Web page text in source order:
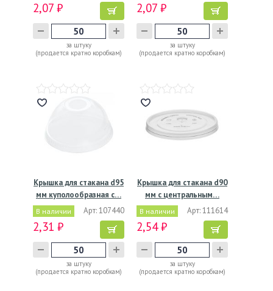
2,07 ₽
за штуку
(продается кратно коробкам)
2,07 ₽
за штуку
(продается кратно коробкам)
Крышка для стакана d95
мм куполообразная с…
В наличии Арт: 107440
2,31 ₽
за штуку
(продается кратно коробкам)
Крышка для стакана d90
мм с центральным…
В наличии Арт: 111614
2,54 ₽
за штуку
(продается кратно коробкам)